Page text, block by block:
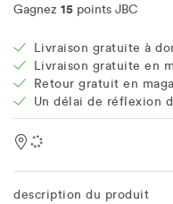
Gagnez 15 points JBC
Livraison gratuite à
Livraison gratuite en
Retour gratuit en
Un délai de réflexion
Location
description du produit